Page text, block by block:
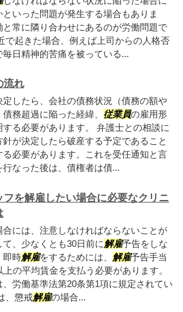
いった問題が発生する場合もありま
常に隣り合わせにあるのが労働問題で
で起きた場合、例えば上司からの人格否
日精神的苦痛を被っている...
流れ
したら、会社の債務状況（債務の額や
務超過に陥った経緯、 従業員の雇用形
る必要があります。 弁護士との相談に
が決定したら破産する予定であること
る必要があります。これを受任通知と言
なった後は、債権者は債...
フを解雇したい場合に必要なクリニ
合には、注意しなければならないことが
、少なくとも30日前に解雇予告をしな
即時解雇をするためには、 解雇予告手当
の平均賃金を支払う必要があります。
労働基準法第20条第1項に規定されてい
、懲戒解雇の場合...